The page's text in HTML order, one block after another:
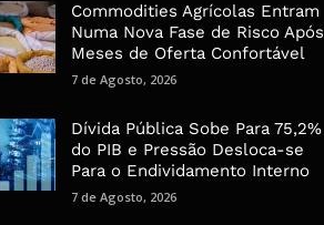
Commodities Agrícolas Entram
Numa Nova Fase de Risco Após
Meses de Oferta Confortável
7 de Agosto, 2026
Dívida Pública Sobe Para 75,2%
do PIB e Pressão Desloca-se
Para o Endividamento Interno
7 de Agosto, 2026